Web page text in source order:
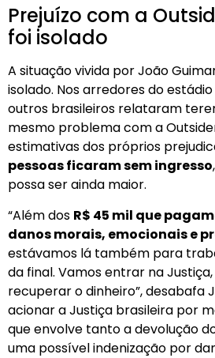
Prejuízo com a
foi isolado
A situação vivida por João
isolado. Nos arredores do
outros brasileiros relataram
mesmo problema com a
estimativas dos próprios
pessoas ficaram sem ingresso
possa ser ainda maior.
“Além dos R$ 45 mil que
danos morais, emocionais e
estávamos lá também para
da final. Vamos entrar na
recuperar o dinheiro”, desabafa
acionar a Justiça brasileira por
que envolve tanto a devolução
uma possível indenização por